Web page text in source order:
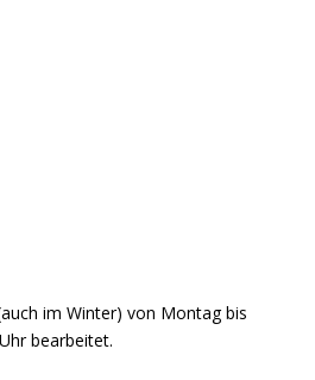
im Winter) von Montag bis
bearbeitet.